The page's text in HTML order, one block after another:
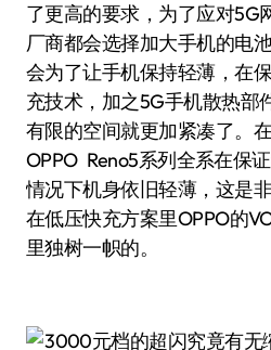
了更高的要求，为了应对5G
厂商都会选择加大手机的电
会为了让手机保持轻薄，在
充技术，加之5G手机散热部
有限的空间就更加紧凑了。
OPPO Reno5系列全系在保
情况下机身依旧轻薄，这是
在低压快充方案里OPPO的
里独树一帜的。